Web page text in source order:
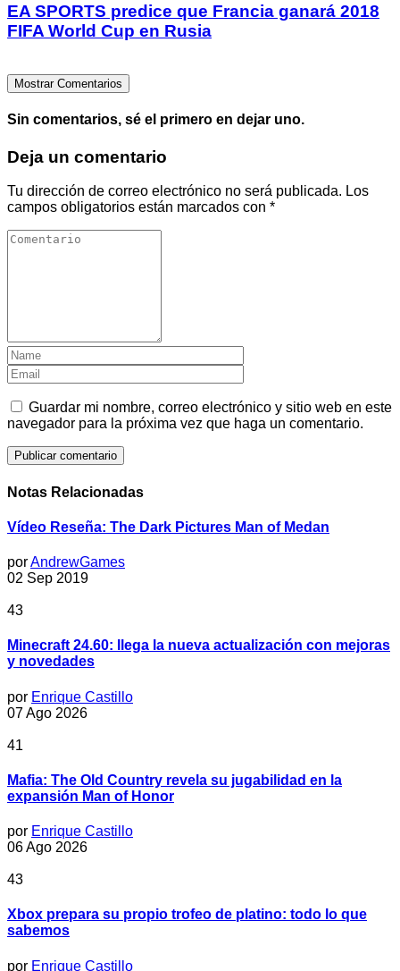
EA SPORTS predice que Francia ganará 2018
FIFA World Cup en Rusia
Mostrar Comentarios
Sin comentarios, sé el primero en dejar uno.
Deja un comentario
Tu dirección de correo electrónico no será publicada. Los
campos obligatorios están marcados con *
Guardar mi nombre, correo electrónico y sitio web en este
navegador para la próxima vez que haga un comentario.
Notas Relacionadas
Vídeo Reseña: The Dark Pictures Man of Medan
porAndrewGames
02 Sep 2019
43
Minecraft 24.60: llega la nueva actualización con mejoras
y novedades
por Enrique Castillo
07 Ago 2026
41
Mafia: The Old Country revela su jugabilidad en la
expansión Man of Honor
por Enrique Castillo
06 Ago 2026
43
Xbox prepara su propio trofeo de platino: todo lo que
sabemos
por Enrique Castillo